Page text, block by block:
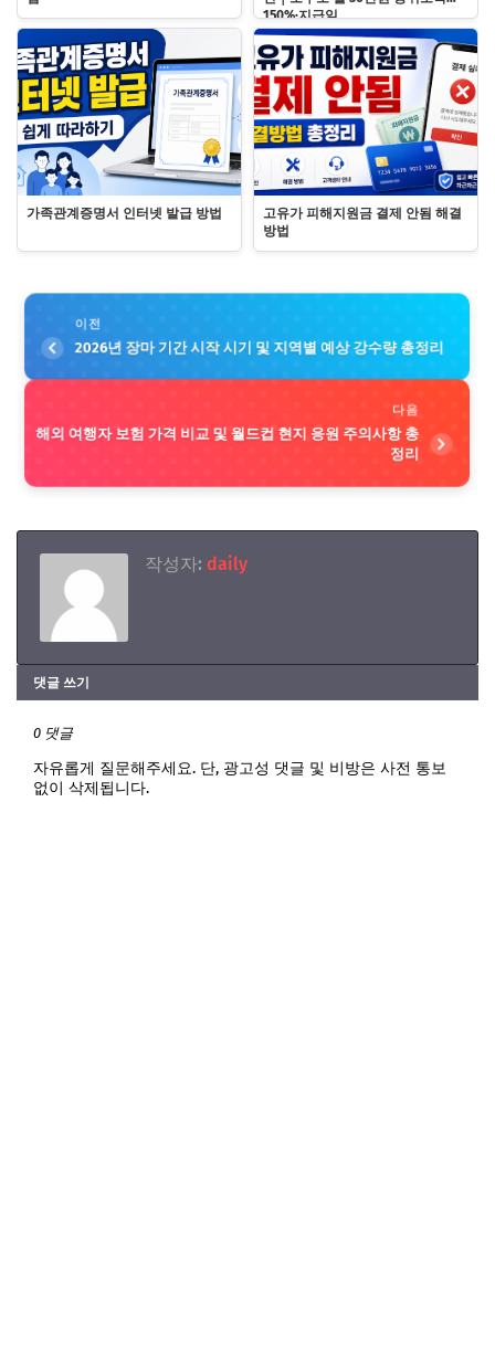
150%·지급일
가족관계증명서 인터넷 발급 방법
고유가 피해지원금 결제 안됨 해결
방법
이전
2026년 장마 기간 시작 시기 및 지역별 예상 강수량 총정리
다음
해외 여행자 보험 가격 비교 및 월드컵 현지 응원 주의사항 총
정리
작성자: daily
댓글 쓰기
0 댓글
자유롭게 질문해주세요. 단, 광고성 댓글 및 비방은 사전 통보
없이 삭제됩니다.